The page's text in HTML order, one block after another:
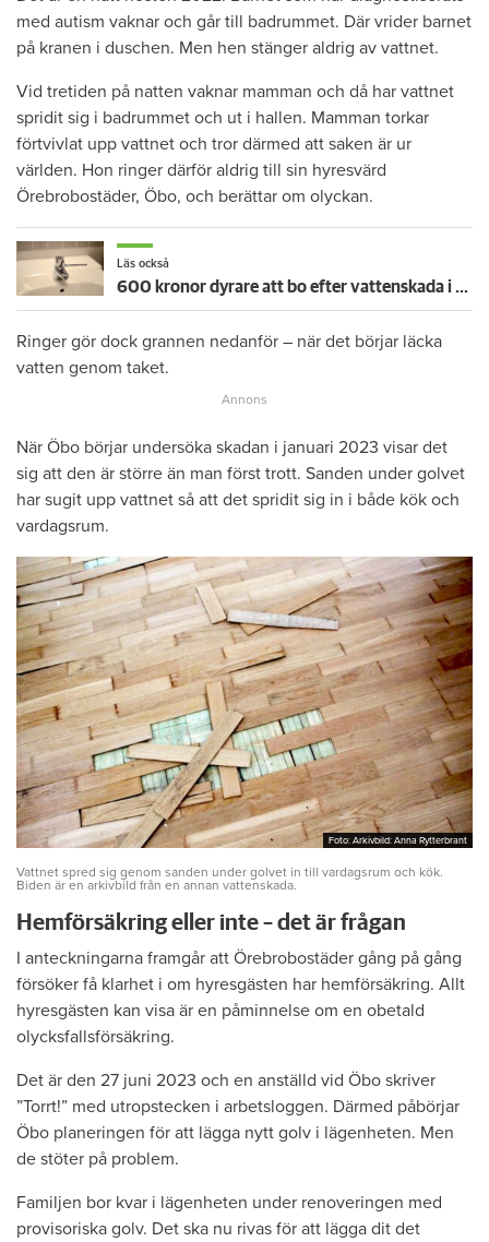
med autism vaknar och går till badrummet. Där vrider barnet
på kranen i duschen. Men hen stänger aldrig av vattnet.
Vid tretiden på natten vaknar mamman och då har vattnet
spridit sig i badrummet och ut i hallen. Mamman torkar
förtvivlat upp vattnet och tror därmed att saken är ur
världen. Hon ringer därför aldrig till sin hyresvärd
Örebrobostäder, Öbo, och berättar om olyckan.
Läs också
600 kronor dyrare att bo efter vattenskada i Varberg
Ringer gör dock grannen nedanför – när det börjar läcka
vatten genom taket.
När Öbo börjar undersöka skadan i januari 2023 visar det
sig att den är större än man först trott. Sanden under golvet
har sugit upp vattnet så att det spridit sig in i både kök och
vardagsrum.
Foto: Arkivbild: Anna Rytterbrant
Foto: Arkivbild: Anna Rytterbrant
Vattnet spred sig genom sanden under golvet in till vardagsrum och kök.
Biden är en arkivbild från en annan vattenskada.
Hemförsäkring eller inte – det är frågan
I anteckningarna framgår att Örebrobostäder gång på gång
försöker få klarhet i om hyresgästen har hemförsäkring. Allt
hyresgästen kan visa är en påminnelse om en obetald
olycksfallsförsäkring.
Det är den 27 juni 2023 och en anställd vid Öbo skriver
”Torrt!” med utropstecken i arbetsloggen. Därmed påbörjar
Öbo planeringen för att lägga nytt golv i lägenheten. Men
de stöter på problem.
Familjen bor kvar i lägenheten under renoveringen med
provisoriska golv. Det ska nu rivas för att lägga dit det